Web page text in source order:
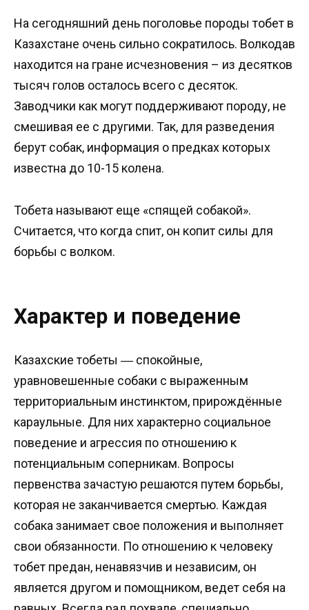
На сегодняшний день поголовье породы тобет в
Казахстане очень сильно сократилось. Волкодав
находится на гране исчезновения – из десятков
тысяч голов осталось всего с десяток.
Заводчики как могут поддерживают породу, не
смешивая ее с другими. Так, для разведения
берут собак, информация о предках которых
известна до 10-15 колена.
Тобета называют еще «спящей собакой».
Считается, что когда спит, он копит силы для
борьбы с волком.
Характер и поведение
Казахские тобеты ― спокойные,
уравновешенные собаки с выраженным
территориальным инстинктом, прирождённые
караульные. Для них характерно социальное
поведение и агрессия по отношению к
потенциальным соперникам. Вопросы
первенства зачастую решаются путем борьбы,
которая не заканчивается смертью. Каждая
собака занимает свое положения и выполняет
свои обязанности. По отношению к человеку
тобет предан, ненавязчив и независим, он
является другом и помощником, ведет себя на